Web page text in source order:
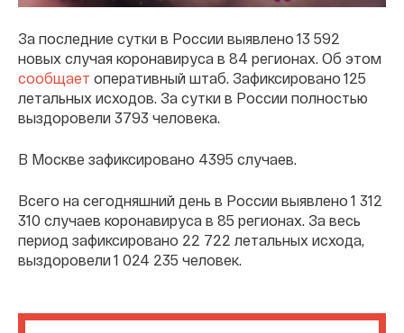
За последние сутки в России выявлено 13 592
новых случая коронавируса в 84 регионах. Об этом
сообщает оперативный штаб. Зафиксировано 125
летальных исходов. За сутки в России полностью
выздоровели 3793 человека.
В Москве зафиксировано 4395 случаев.
Всего на сегодняшний день в России выявлено 1 312
310 случаев коронавируса в 85 регионах. За весь
период зафиксировано 22 722 летальных исхода,
выздоровели 1 024 235 человек.